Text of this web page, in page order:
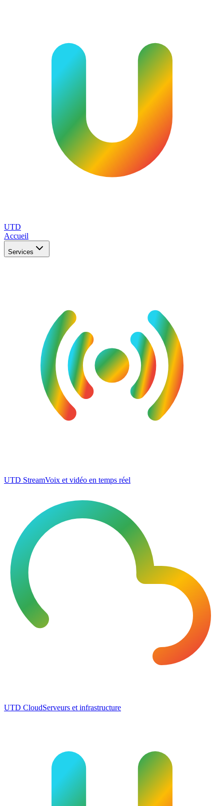
UTD
Accueil
Services
UTD StreamVoix et vidéo en temps réel
UTD CloudServeurs et infrastructure